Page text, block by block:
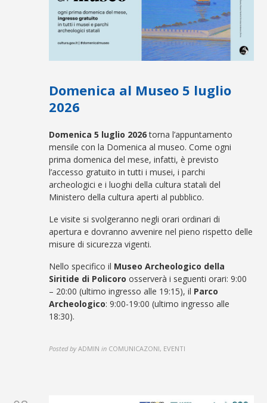
Domenica al Museo 5 luglio
2026
Domenica 5 luglio 2026 torna l’appuntamento
mensile con la Domenica al museo. Come ogni
prima domenica del mese, infatti, è previsto
l’accesso gratuito in tutti i musei, i parchi
archeologici e i luoghi della cultura statali del
Ministero della cultura aperti al pubblico.
Le visite si svolgeranno negli orari ordinari di
apertura e dovranno avvenire nel pieno rispetto delle
misure di sicurezza vigenti.
Nello specifico il Museo Archeologico della
Siritide di Policoro osserverà i seguenti orari: 9:00
– 20:00 (ultimo ingresso alle 19:15), il Parco
Archeologico: 9:00-19:00 (ultimo ingresso alle
18:30).
Posted by ADMIN in COMUNICAZONI, EVENTI